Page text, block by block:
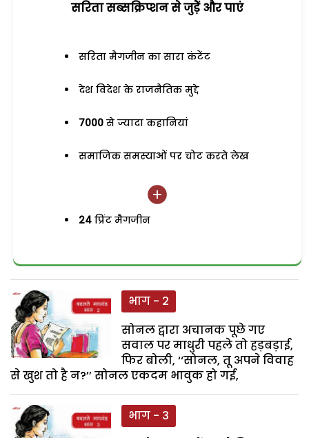
सरिता सब्सक्रिप्शन से जुड़ेें और पाएं
सरिता मैगजीन का सारा कंटेंट
देश विदेश के राजनैतिक मुद्दे
7000 से ज्यादा कहानियां
समाजिक समस्याओं पर चोट करते लेख
24 प्रिंट मैगजीन
भाग - 2
सोनल द्वारा अचानक पूछे गए
सवाल पर माधुरी पहले तो हड़बड़ाई,
फिर बोली, ‘‘सोनल, तू अपने विवाह
से खुश तो है न?’’ सोनल एकदम भावुक हो गई,
भाग - 3